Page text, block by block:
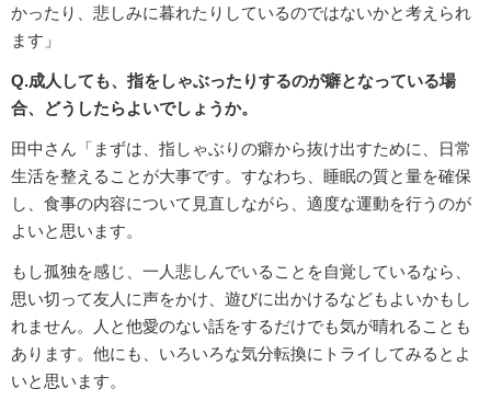
かったり、悲しみに暮れたりしているのではないかと考えられ
ます」
Q.成人しても、指をしゃぶったりするのが癖となっている場
合、どうしたらよいでしょうか。
田中さん「まずは、指しゃぶりの癖から抜け出すために、日常
生活を整えることが大事です。すなわち、睡眠の質と量を確保
し、食事の内容について見直しながら、適度な運動を行うのが
よいと思います。
もし孤独を感じ、一人悲しんでいることを自覚しているなら、
思い切って友人に声をかけ、遊びに出かけるなどもよいかもし
れません。人と他愛のない話をするだけでも気が晴れることも
あります。他にも、いろいろな気分転換にトライしてみるとよ
いと思います。